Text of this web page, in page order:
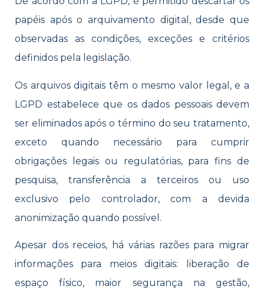
papéis após o arquivamento digital, desde que
observadas as condições, exceções e critérios
definidos pela legislação.
Os arquivos digitais têm o mesmo valor legal, e a
LGPD estabelece que os dados pessoais devem
ser eliminados após o término do seu tratamento,
exceto quando necessário para cumprir
obrigações legais ou regulatórias, para fins de
pesquisa, transferência a terceiros ou uso
exclusivo pelo controlador, com a devida
anonimização quando possível.
Apesar dos receios, há várias razões para migrar
informações para meios digitais: liberação de
espaço físico, maior segurança na gestão,